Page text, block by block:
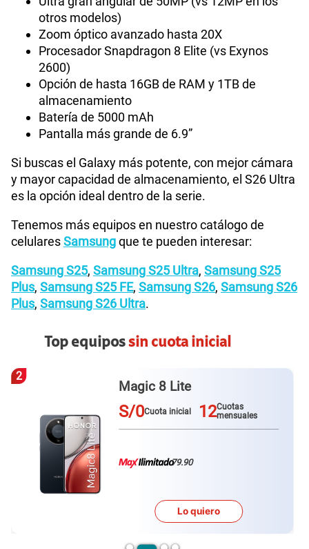
otros modelos)
Zoom óptico avanzado hasta 20X
Procesador Snapdragon 8 Elite (vs Exynos
2600)
Opción de hasta 16GB de RAM y 1TB de
almacenamiento
Batería de 5000 mAh
Pantalla más grande de 6.9”
Si buscas el Galaxy más potente, con mejor cámara
y mayor capacidad de almacenamiento, el S26 Ultra
es la opción ideal dentro de la serie.
Tenemos más equipos en nuestro catálogo de
celularesSamsungque te pueden interesar:
Samsung S25, Samsung S25 Ultra, Samsung S25
Plus, Samsung S25 FE, Samsung S26, Samsung S26
Plus, Samsung S26 Ultra.
Top equipossin cuota inicial
3
Galaxy A57
S/0Cuota inicial 12Cuotas
mensuales
79.90
Lo quiero